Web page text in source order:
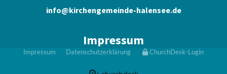
info@kirchengemeinde-halensee.de
Impressum
Impressum Datenschutzerklärung ChurchDesk-Login